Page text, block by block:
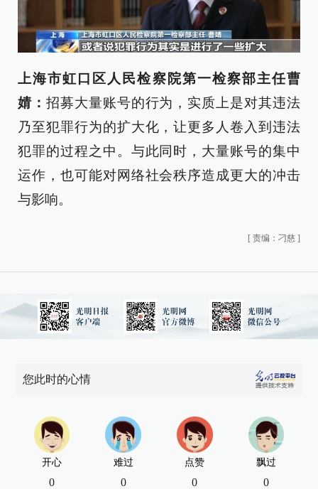
上海市虹口区人民检察院第一检察部主任曹
婧： 招募大量账号的行为，实质上是对其违法
乃至犯罪行为的扩大化，让更多人卷入到违法
犯罪的过程之中。与此同时，大量账号的集中
运作，也可能对网络社会秩序造成更大的冲击
与影响。
[ 责编：刁慈 ]
您此时的心情
开心
0
难过
0
点赞
0
飘过
0